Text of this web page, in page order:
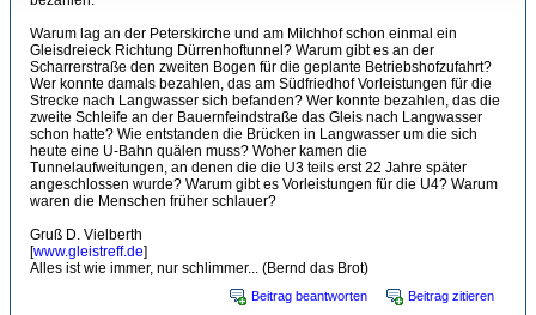
Warum lag an der Peterskirche und am Milchhof schon einmal ein
Gleisdreieck Richtung Dürrenhoftunnel? Warum gibt es an der
Scharrerstraße den zweiten Bogen für die geplante Betriebshofzufahrt?
Wer konnte damals bezahlen, das am Südfriedhof Vorleistungen für die
Strecke nach Langwasser sich befanden? Wer konnte bezahlen, das die
zweite Schleife an der Bauernfeindstraße das Gleis nach Langwasser
schon hatte? Wie entstanden die Brücken in Langwasser um die sich
heute eine U-Bahn quälen muss? Woher kamen die
Tunnelaufweitungen, an denen die die U3 teils erst 22 Jahre später
angeschlossen wurde? Warum gibt es Vorleistungen für die U4? Warum
waren die Menschen früher schlauer?
Gruß D. Vielberth
[www.gleistreff.de]
Alles ist wie immer, nur schlimmer... (Bernd das Brot)
Beitrag beantworten Beitrag zitieren